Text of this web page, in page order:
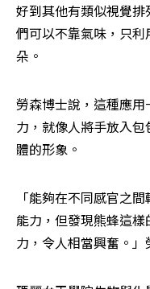
好到其他有類似視覺
們可以不靠氣味，只
朵。
勞森博士說，這種應
力，就像人將手放入
體的形象。
「能夠在不同感官之
能力，但發現熊蜂這
力，令人相當興奮。」